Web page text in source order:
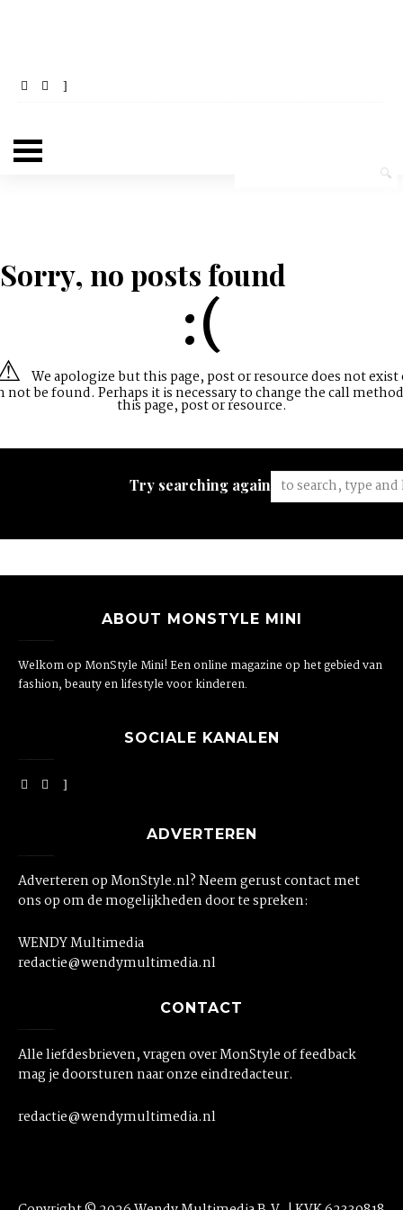
Sorry, no posts found
:(
We apologize but this page, post or resource does not exist
not be found. Perhaps it is necessary to change the call
this page, post or resource.
Try searching again:
ABOUT MONSTYLE MINI
Welkom op MonStyle Mini! Een online magazine op het gebied van
fashion, beauty en lifestyle voor kinderen.
SOCIALE KANALEN
ADVERTEREN
Adverteren op MonStyle.nl? Neem gerust contact met
ons op om de mogelijkheden door te spreken:
WENDY Multimedia
redactie@wendymultimedia.nl
CONTACT
Alle liefdesbrieven, vragen over MonStyle of feedback
mag je doorsturen naar onze eindredacteur.
redactie@wendymultimedia.nl